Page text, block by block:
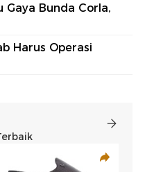
Bunda Corla,
Harus Operasi